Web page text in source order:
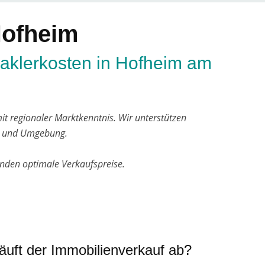
in Hofheim am
regionaler Marktkenntnis. Wir unterstützen
Umgebung.
optimale Verkaufspreise.
der Immobilienverkauf ab?